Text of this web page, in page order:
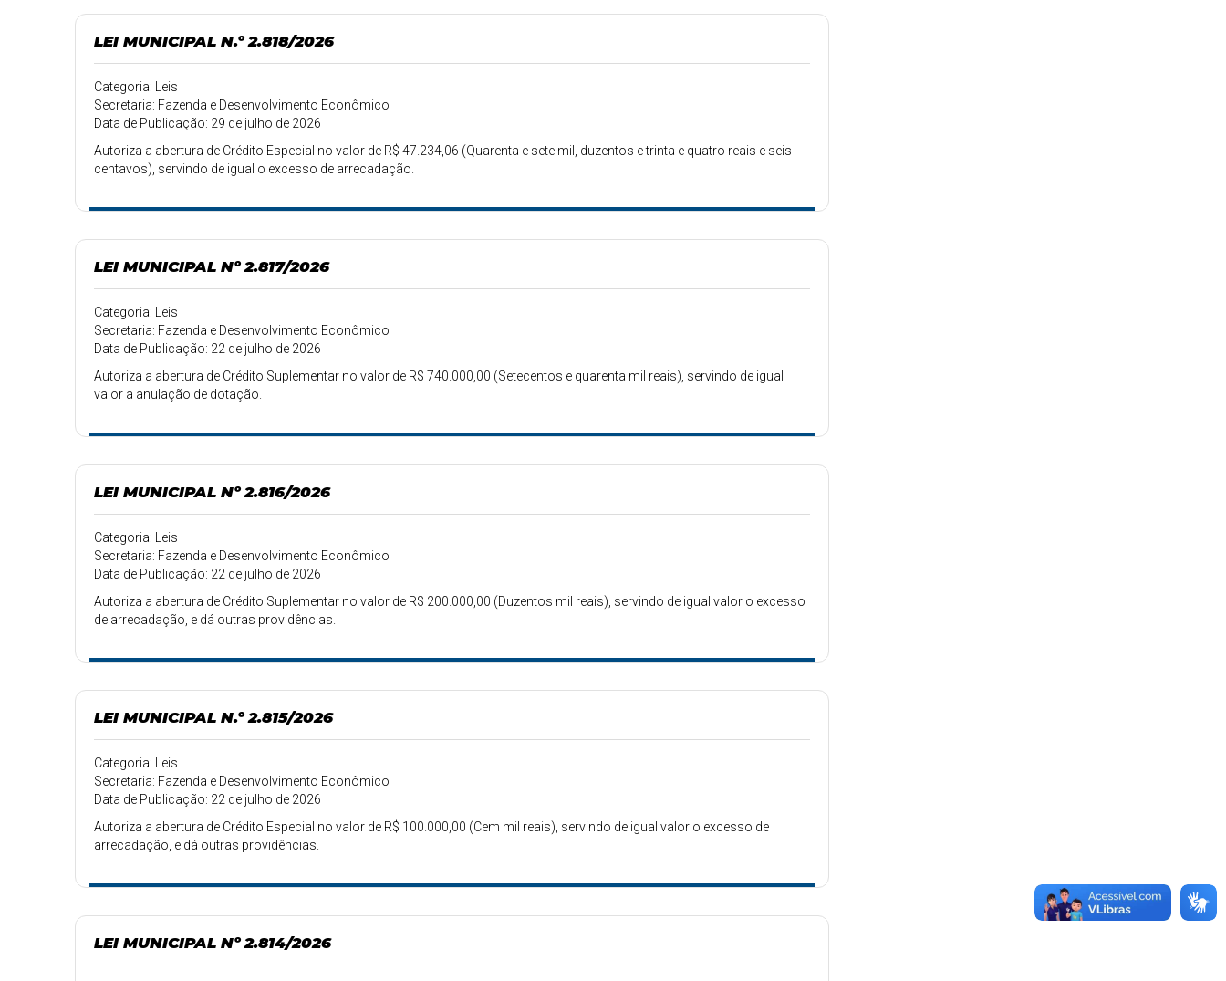
LEI MUNICIPAL N.º 2.818/2026
Categoria: Leis
Secretaria: Fazenda e Desenvolvimento Econômico
Data de Publicação: 29 de julho de 2026
Autoriza a abertura de Crédito Especial no valor de R$ 47.234,06 (Quarenta e sete mil, duzentos e trinta e quatro reais e seis
centavos), servindo de igual o excesso de arrecadação.
LEI MUNICIPAL Nº 2.817/2026
Categoria: Leis
Secretaria: Fazenda e Desenvolvimento Econômico
Data de Publicação: 22 de julho de 2026
Autoriza a abertura de Crédito Suplementar no valor de R$ 740.000,00 (Setecentos e quarenta mil reais), servindo de igual
valor a anulação de dotação.
LEI MUNICIPAL Nº 2.816/2026
Categoria: Leis
Secretaria: Fazenda e Desenvolvimento Econômico
Data de Publicação: 22 de julho de 2026
Autoriza a abertura de Crédito Suplementar no valor de R$ 200.000,00 (Duzentos mil reais), servindo de igual valor o excesso
de arrecadação, e dá outras providências.
LEI MUNICIPAL N.º 2.815/2026
Categoria: Leis
Secretaria: Fazenda e Desenvolvimento Econômico
Data de Publicação: 22 de julho de 2026
Autoriza a abertura de Crédito Especial no valor de R$ 100.000,00 (Cem mil reais), servindo de igual valor o excesso de
arrecadação, e dá outras providências.
LEI MUNICIPAL Nº 2.814/2026